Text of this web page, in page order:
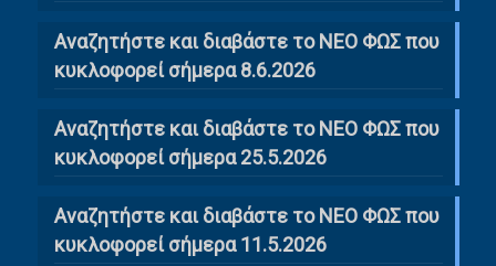
Αναζητήστε και διαβάστε το ΝΕΟ ΦΩΣ που
κυκλοφορεί σήμερα 8.6.2026
Αναζητήστε και διαβάστε το ΝΕΟ ΦΩΣ που
κυκλοφορεί σήμερα 25.5.2026
Αναζητήστε και διαβάστε το ΝΕΟ ΦΩΣ που
κυκλοφορεί σήμερα 11.5.2026